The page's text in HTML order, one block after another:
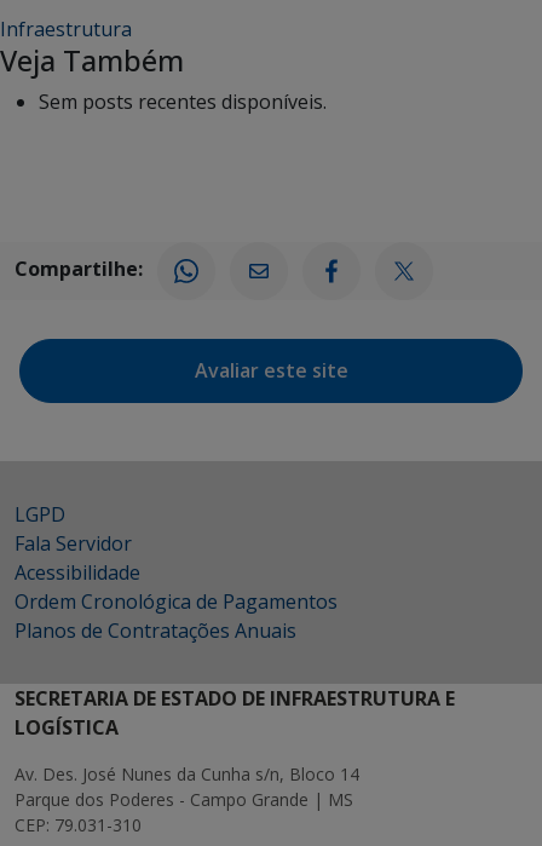
Infraestrutura
Veja Também
Sem posts recentes disponíveis.
Compartilhe:
Avaliar este site
LGPD
Fala Servidor
Acessibilidade
Ordem Cronológica de Pagamentos
Planos de Contratações Anuais
SECRETARIA DE ESTADO DE INFRAESTRUTURA E
LOGÍSTICA
Av. Des. José Nunes da Cunha s/n, Bloco 14
Parque dos Poderes - Campo Grande | MS
CEP: 79.031-310